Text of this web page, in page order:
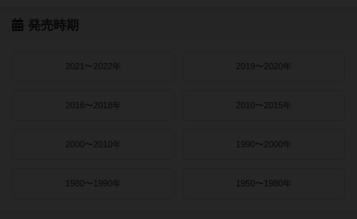
発売時期
2021〜2022年 2019〜2020年
2016〜2018年 2010〜2015年
2000〜2010年 1990〜2000年
1980〜1990年 1950〜1980年